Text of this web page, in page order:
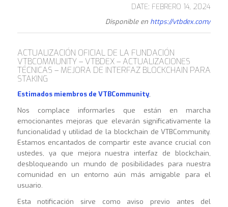
DATE: FEBRERO 14, 2024
Disponible en https://vtbdex.com/
ACTUALIZACIÓN OFICIAL DE LA FUNDACIÓN
VTBCOMMUNITY – VTBDEX – ACTUALIZACIONES
TÉCNICAS – MEJORA DE INTERFAZ BLOCKCHAIN PARA
STAKING
Estimados miembros de VTBCommunity,
Nos complace informarles que están en marcha
emocionantes mejoras que elevarán significativamente la
funcionalidad y utilidad de la blockchain de VTBCommunity.
Estamos encantados de compartir este avance crucial con
ustedes, ya que mejora nuestra interfaz de blockchain,
desbloqueando un mundo de posibilidades para nuestra
comunidad en un entorno aún más amigable para el
usuario.
Esta notificación sirve como aviso previo antes del